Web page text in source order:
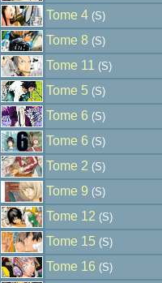
Tome 4 (S)
Tome 8 (S)
Tome 11 (S)
Tome 5 (S)
Tome 6 (S)
Tome 6 (S)
Tome 2 (S)
Tome 9 (S)
Tome 12 (S)
Tome 15 (S)
Tome 16 (S)